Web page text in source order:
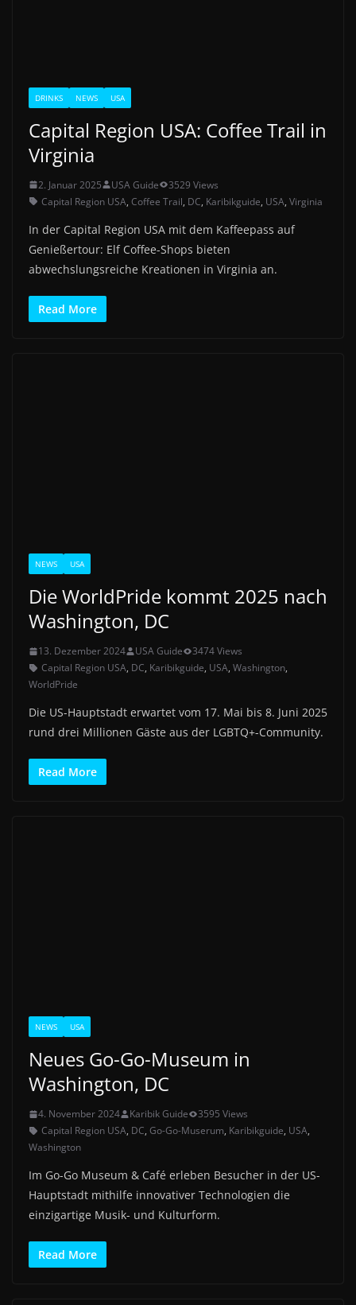
DRINKS NEWS USA
Capital Region USA: Coffee Trail in
Virginia
2. Januar 2025 USA Guide
3529 Views
Capital Region USA, Coffee Trail, DC, Karibikguide, USA, Virginia
In der Capital Region USA mit dem Kaffeepass auf
Genießertour: Elf Coffee-Shops bieten
abwechslungsreiche Kreationen in Virginia an.
Read More
NEWS USA
Die WorldPride kommt 2025 nach
Washington, DC
13. Dezember 2024 USA Guide
3474 Views
Capital Region USA, DC, Karibikguide, USA, Washington,
WorldPride
Die US-Hauptstadt erwartet vom 17. Mai bis 8. Juni 2025
rund drei Millionen Gäste aus der LGBTQ+-Community.
Read More
NEWS USA
Neues Go-Go-Museum in
Washington, DC
4. November 2024 Karibik Guide
3595 Views
Capital Region USA, DC, Go-Go-Muserum, Karibikguide, USA,
Washington
Im Go-Go Museum & Café erleben Besucher in der US-
Hauptstadt mithilfe innovativer Technologien die
einzigartige Musik- und Kulturform.
Read More